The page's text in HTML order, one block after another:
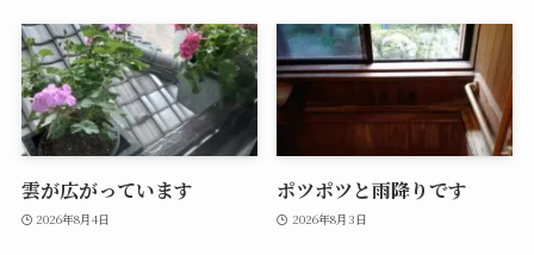
雲が広がっています
2026年8月4日
ポツポツと雨降りです
2026年8月3日